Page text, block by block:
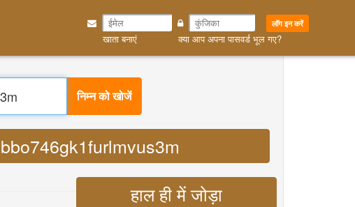
लॉग इन करें
खाता बनाएं क्या आप अपना पासवर्ड भूल गए?
निम्न को खोजें
हाल ही में जोड़ा